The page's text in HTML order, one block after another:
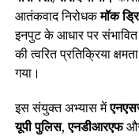
आतंकवाद निरोधकमॉक
इनपुट के आधार पर
की त्वरित प्रतिक्रिया
गया।
इस संयुक्त अभ्यास में
यूपी पुलिस,एनडीआरएफ